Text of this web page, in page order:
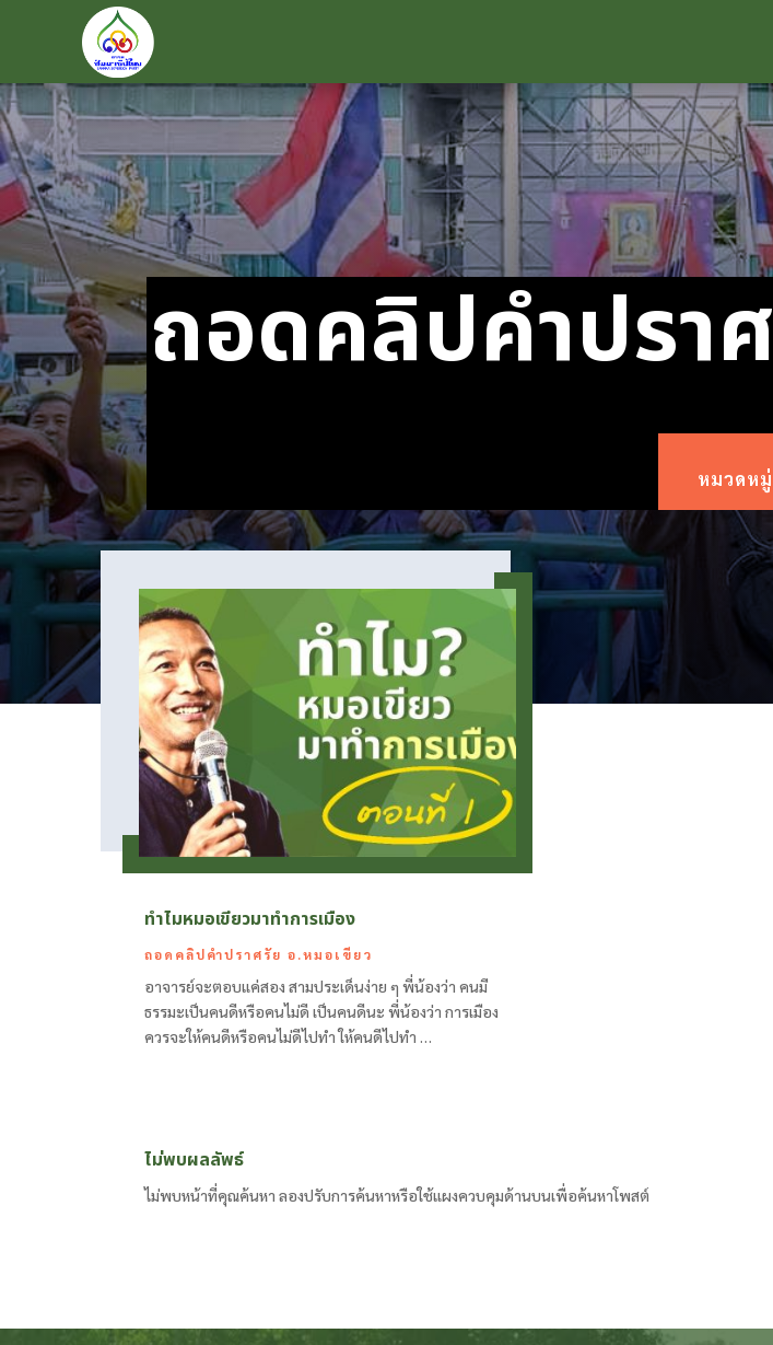
ถอดคลิปคำปรา
หมวดหมู่
ทำไมหมอเขียวมาทำการเมือง
ถอดคลิปคำปราศรัย อ.หมอเขียว
อาจารย์จะตอบแค่สอง สามประเด็นง่าย ๆ พี่น้องว่า คนมี
ธรรมะเป็นคนดีหรือคนไม่ดี เป็นคนดีนะ พี่น้องว่า การเมือง
ควรจะให้คนดีหรือคนไม่ดีไปทำ ให้คนดีไปทำ …
ไม่พบผลลัพธ์
ไม่พบหน้าที่คุณค้นหา ลองปรับการค้นหาหรือใช้แผงควบคุมด้านบนเพื่อค้นหาโพสต์